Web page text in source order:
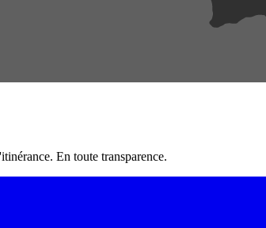
En toute transparence.